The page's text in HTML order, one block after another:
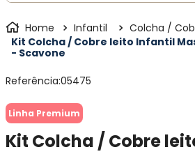
Infantil
Colcha /
Kit Colcha / Cobre leito Infantil
- Scavone
Referência:05475
Linha Premium
Kit Colcha / Cobre